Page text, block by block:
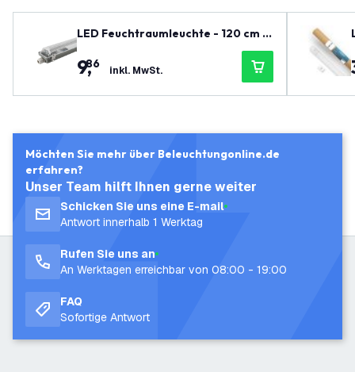
LED Feuchtraumleuchte - 120 cm -
IP65 - Verknüpfbar - Edelstahlklam
mern
9,
86 inkl. MwSt.
Möchten Sie mehr über Beleuchtungonline.de
erfahren?
Unser Team hilft Ihnen gerne weiter
Schicken Sie uns eine E-mail
Antwort innerhalb 1 Werktag
Rufen Sie uns an
An Werktagen erreichbar von 08:00 - 19:00
FAQ
Sofortige Antwort